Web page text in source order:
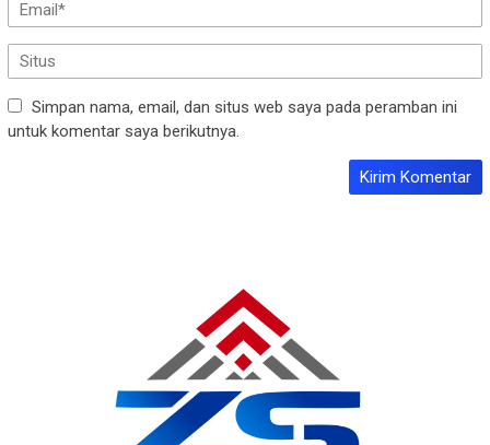
Simpan nama, email, dan situs web saya pada peramban ini
untuk komentar saya berikutnya.